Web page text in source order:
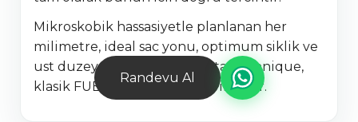
Randevu Al
Mikroskobik hassasiyetle planlanan her
milimetre, ideal sac yonu, optimum siklik ve
ust duzey dogallik saglar. Vita Technique,
klasik FUE ve DHI'nin sinirlarini asar.